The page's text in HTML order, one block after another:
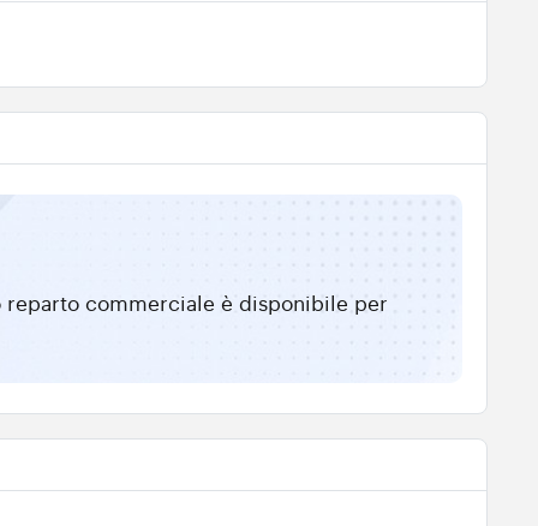
commerciale è disponibile per